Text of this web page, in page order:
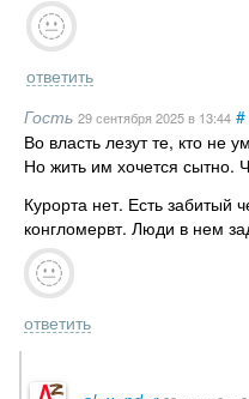
ответить
Гость 29 сентября 2025в 13:44 #
Во власть лезут те, кто не
Но жить им хочется сытно.
Курорта нет. Есть забитый
конгломервт. Люди в нем
ответить